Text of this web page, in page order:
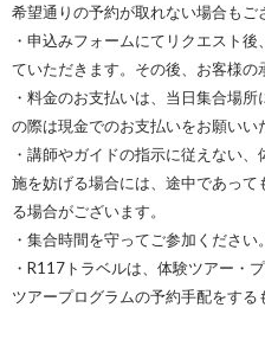
希望通りの予約が取れない場合もご
・申込みフォームにてリクエスト
ていただきます。その後、お客様の
・料金のお支払いは、当日集合場
の際は現金でのお支払いをお願いい
・講師やガイドの指示に従えない
施を妨げる場合には、途中であっ
る場合がございます。
・集合時間を守ってご参加ください。
・R117トラベルは、体験ツアー・
ツアープログラムの予約手配をする